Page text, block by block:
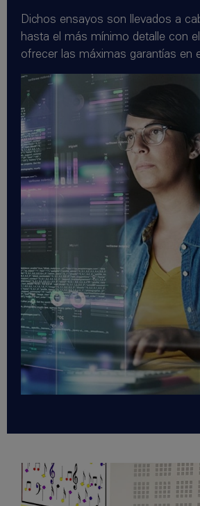
Dichos ensayos son llevados a
hasta el más mínimo detalle con
ofrecer las máximas garantías en